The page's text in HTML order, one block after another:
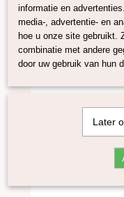
informatie en
media-, advertentie- en
hoe u onze site gebruikt.
combinatie met andere
door uw gebruik van hun
Later